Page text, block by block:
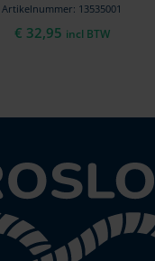
Artikelnummer: 13535001
€ 32,95 incl BTW